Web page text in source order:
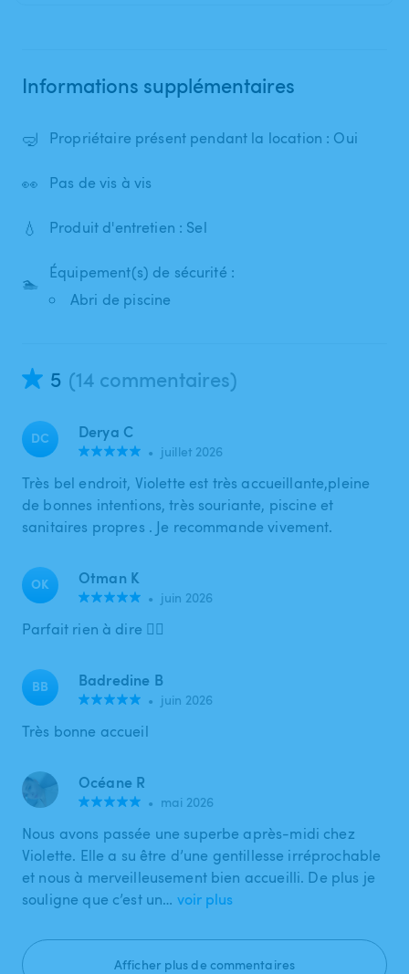
Informations supplémentaires
🤿 Propriétaire présent pendant la location : Oui
👀 Pas de vis à vis
💧 Produit d'entretien : Sel
🏊
Équipement(s) de sécurité :
Abri de piscine
5 (14 commentaires)
DC Derya C
• juillet 2026
Très bel endroit, Violette est très accueillante,pleine
de bonnes intentions, très souriante, piscine et
sanitaires propres . Je recommande vivement.
OK Otman K
• juin 2026
Parfait rien à dire 👍🏼
BB Badredine B
• juin 2026
Très bonne accueil
Océane R
• mai 2026
Nous avons passée une superbe après-midi chez
Violette. Elle a su être d’une gentillesse irréprochable
et nous à merveilleusement bien accueilli. De plus je
souligne que c’est un… voir plus
Afficher plus de commentaires